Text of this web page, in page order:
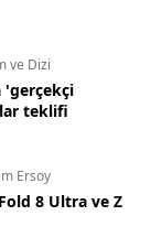
ve Dizi
'gerçekçi
teklifi
Ersoy
8 Ultra ve Z